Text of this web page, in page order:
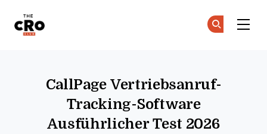
CallPage Vertriebsanruf-
Tracking-Software
Ausführlicher Test 2026